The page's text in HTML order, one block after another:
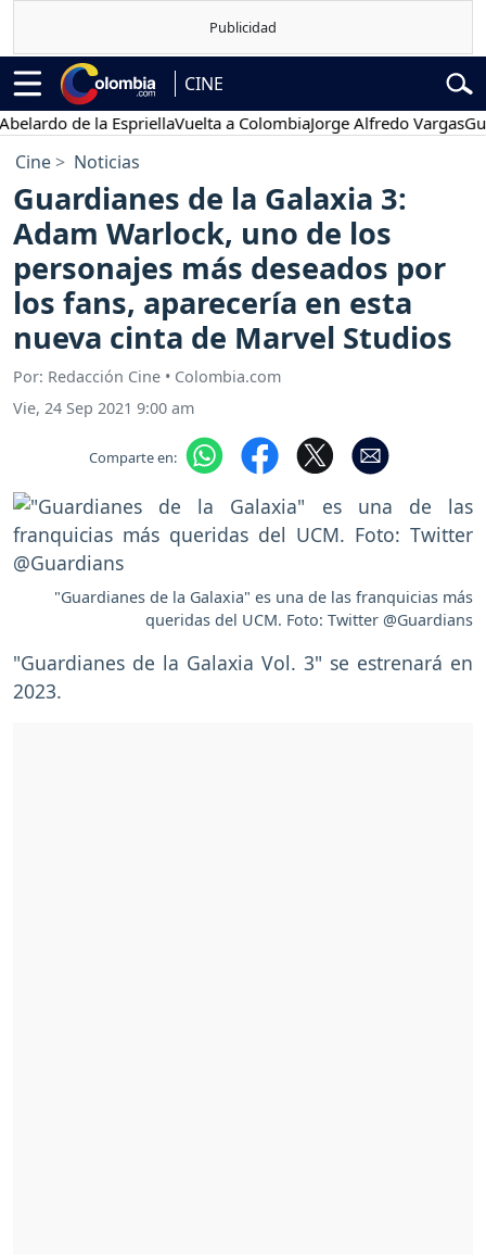
CINE
de la EspriellaVuelta a ColombiaJorge Alfredo VargasGustavo
Cine Noticias
Guardianes de la Galaxia 3:
Adam Warlock, uno de los
personajes más deseados por
los fans, aparecería en esta
nueva cinta de Marvel Studios
Por: Redacción Cine • Colombia.com
Vie, 24 Sep 2021 9:00 am
Comparte en:
"Guardianes de la Galaxia" es una de las franquicias más
queridas del UCM. Foto: Twitter @Guardians
"Guardianes de la Galaxia Vol. 3" se estrenará en
2023.